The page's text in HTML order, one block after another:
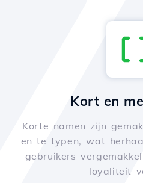
Kort en
Korte namen zijn
en te typen, wat
gebruikers
loyaliteit